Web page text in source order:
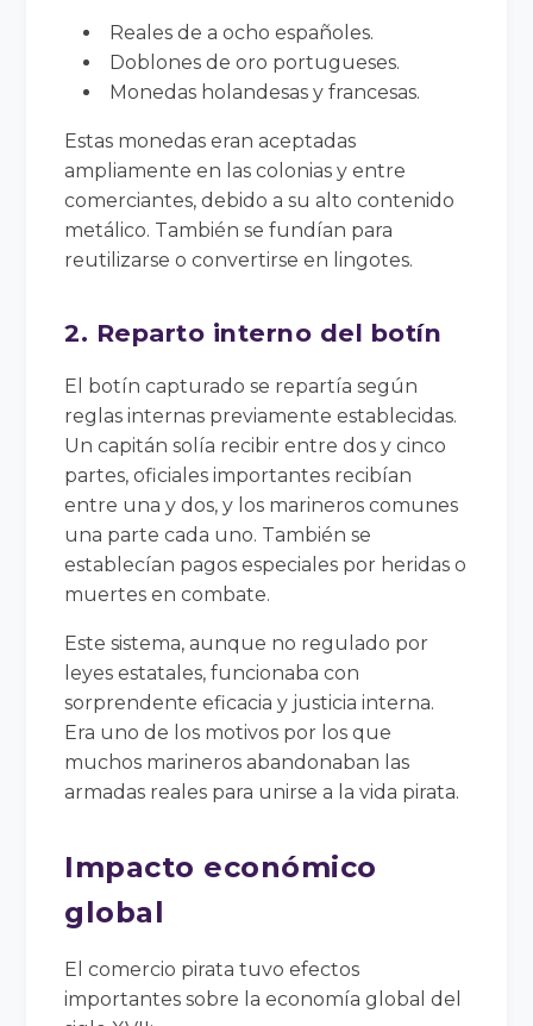
Reales de a ocho españoles.
Doblones de oro portugueses.
Monedas holandesas y francesas.
Estas monedas eran aceptadas
ampliamente en las colonias y entre
comerciantes, debido a su alto contenido
metálico. También se fundían para
reutilizarse o convertirse en lingotes.
2. Reparto interno del botín
El botín capturado se repartía según
reglas internas previamente establecidas.
Un capitán solía recibir entre dos y cinco
partes, oficiales importantes recibían
entre una y dos, y los marineros comunes
una parte cada uno. También se
establecían pagos especiales por heridas o
muertes en combate.
Este sistema, aunque no regulado por
leyes estatales, funcionaba con
sorprendente eficacia y justicia interna.
Era uno de los motivos por los que
muchos marineros abandonaban las
armadas reales para unirse a la vida pirata.
Impacto económico
global
El comercio pirata tuvo efectos
importantes sobre la economía global del